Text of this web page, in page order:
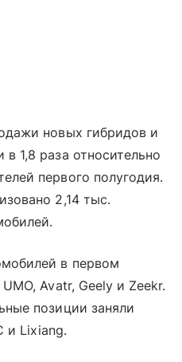
новых гибридов и
1,8 раза относительно
первого полугодия.
2,14 тыс.
в первом
Avatr, Geely и Zeekr.
позиции заняли
и Lixiang.